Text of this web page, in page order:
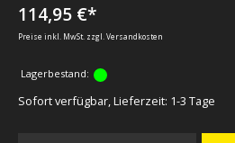
114,95 €*
Preise inkl. MwSt. zzgl. Versandkosten
Lagerbestand:
Sofort verfügbar, Lieferzeit: 1-3 Tage